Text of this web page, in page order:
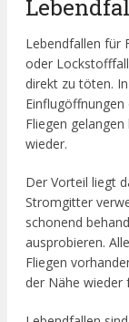
Lebendfallen für
oder
direkt zu töten.
Fliegen
wieder.
Der Vorteil liegt
Stromgitter
schonend
ausprobieren.
Fliegen
der Nähe wieder